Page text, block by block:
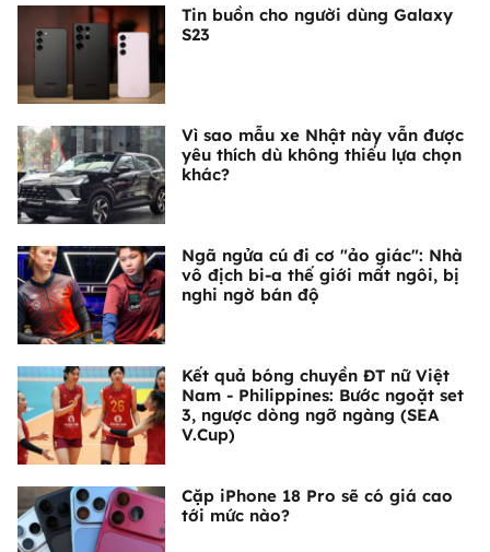
Tin buồn cho người dùng Galaxy
S23
Vì sao mẫu xe Nhật này vẫn được
yêu thích dù không thiếu lựa chọn
khác?
Ngã ngửa cú đi cơ "ảo giác": Nhà
vô địch bi-a thế giới mất ngôi, bị
nghi ngờ bán độ
Kết quả bóng chuyền ĐT nữ Việt
Nam - Philippines: Bước ngoặt set
3, ngược dòng ngỡ ngàng (SEA
V.Cup)
Cặp iPhone 18 Pro sẽ có giá cao
tới mức nào?